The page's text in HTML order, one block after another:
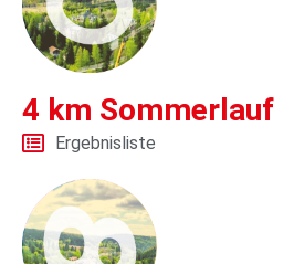
4 km Sommerlauf
Ergebnisliste